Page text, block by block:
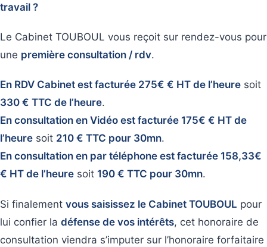
travail ?
Le Cabinet TOUBOUL vous reçoit sur rendez-vous pour
une première consultation / rdv.
En RDV Cabinet est facturée 275€ € HT de l’heure soit
330 € TTC de l’heure.
En consultation en Vidéo est facturée 175€ € HT de
l’heure soit 210 € TTC pour 30mn.
En consultation en par téléphone est facturée 158,33€
€ HT de l’heure soit 190 € TTC pour 30mn.
Si finalement vous saisissez le Cabinet TOUBOUL pour
lui confier la défense de vos intérêts, cet honoraire de
consultation viendra s’imputer sur l’honoraire forfaitaire